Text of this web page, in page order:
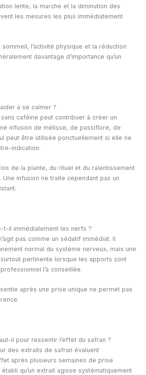
lente, la marche et la diminution des
les mesures les plus immédiatement
l’activité physique et la réduction
davantage d’importance qu’un
à se calmer ?
caféine peut contribuer à créer un
infusion de mélisse, de passiflore, de
peut être utilisée ponctuellement si elle ne
indication.
de la plante, du rituel et du ralentissement
infusion ne traite cependant pas un
t-il immédiatement les nerfs ?
pas comme un sédatif immédiat. Il
normal du système nerveux, mais une
pertinente lorsque les apports sont
l’a conseillée.
après une prise unique ne permet pas
il pour ressentir l’effet du safran ?
des extraits de safran évaluent
après plusieurs semaines de prise
établi qu’un extrait agisse systématiquement